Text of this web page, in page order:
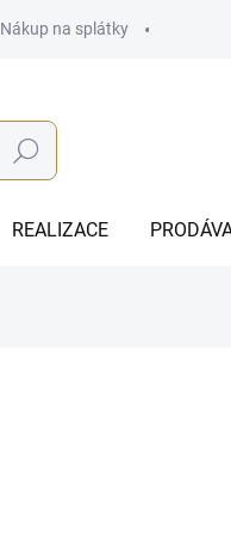
Nákup na splátky
Hledat
REALIZACE